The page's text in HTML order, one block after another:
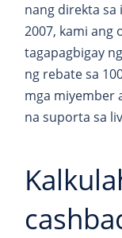
nang direkta
2007, kami ang
tagapagbigay
ng rebate sa
mga miyember
na suporta sa